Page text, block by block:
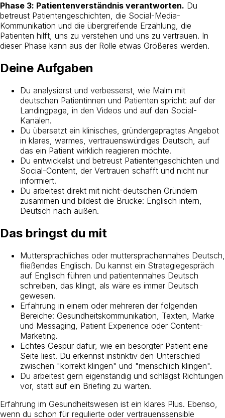
Phase 3: Patientenverständnis verantworten. Du
betreust Patientengeschichten, die Social-Media-
Kommunikation und die übergreifende Erzählung, die
Patienten hilft, uns zu verstehen und uns zu vertrauen. In
dieser Phase kann aus der Rolle etwas Größeres werden.
Deine Aufgaben
Du analysierst und verbesserst, wie Malm mit
deutschen Patientinnen und Patienten spricht: auf der
Landingpage, in den Videos und auf den Social-
Kanälen.
Du übersetzt ein klinisches, gründergeprägtes Angebot
in klares, warmes, vertrauenswürdiges Deutsch, auf
das ein Patient wirklich reagieren möchte.
Du entwickelst und betreust Patientengeschichten und
Social-Content, der Vertrauen schafft und nicht nur
informiert.
Du arbeitest direkt mit nicht-deutschen Gründern
zusammen und bildest die Brücke: Englisch intern,
Deutsch nach außen.
Das bringst du mit
Muttersprachliches oder muttersprachennahes Deutsch,
fließendes Englisch. Du kannst ein Strategiegespräch
auf Englisch führen und patientennahes Deutsch
schreiben, das klingt, als wäre es immer Deutsch
gewesen.
Erfahrung in einem oder mehreren der folgenden
Bereiche: Gesundheitskommunikation, Texten, Marke
und Messaging, Patient Experience oder Content-
Marketing.
Echtes Gespür dafür, wie ein besorgter Patient eine
Seite liest. Du erkennst instinktiv den Unterschied
zwischen "korrekt klingen" und "menschlich klingen".
Du arbeitest gern eigenständig und schlägst Richtungen
vor, statt auf ein Briefing zu warten.
Erfahrung im Gesundheitswesen ist ein klares Plus. Ebenso,
wenn du schon für regulierte oder vertrauenssensible